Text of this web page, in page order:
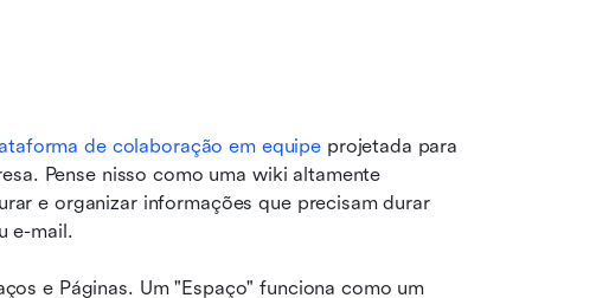
de colaboração em equipe projetada para
Pense nisso como uma wiki altamente
e organizar informações que precisam durar
e-mail.
e Páginas. Um "Espaço" funciona como um